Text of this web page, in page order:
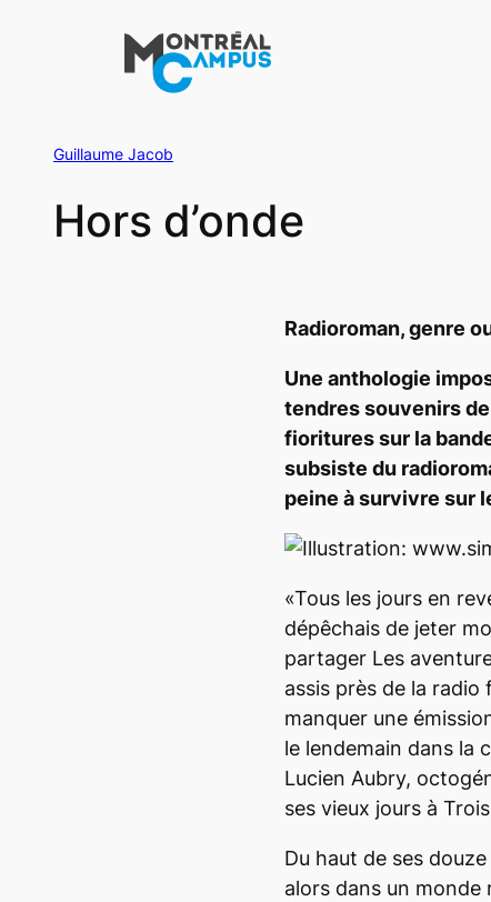
Guillaume Jacob
Hors d’onde
Radioroman, genre
Une anthologie
tendres souvenirs
fioritures sur la
subsiste du
peine à survivre sur
«Tous les jours en
dépêchais de jeter
partager Les
assis près de la radio
manquer une
le lendemain dans la
Lucien Aubry,
ses vieux jours à
Du haut de ses
alors dans un monde